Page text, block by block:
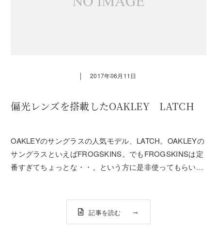
｜ 2017年06月11日
偏光レンズを搭載したOAKLEY LATCH
OAKLEYのサングラスの人気モデル、LATCH。OAKLEYの
サングラスといえばFROGSKINS。でもFROGSKINSは定
番すぎてちょっとな・・。という方に是非使ってもらいた
記事を読む